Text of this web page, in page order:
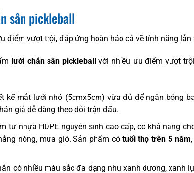
sân pickleball
điểm vượt trội, đáp ứng hoàn hảo cả về tính năng lẫn
lưới chắn sân pickleball với nhiều ưu điểm vượt
kế mắt lưới nhỏ (5cmx5cm) vừa đủ để ngăn bóng
giả dễ dàng theo dõi trận đấu.
từ nhựa HDPE nguyên sinh cao cấp, có khả năng
nóng, mưa gió. Sản phẩm có tuổi thọ trên 5 năm
có nhiều màu sắc đa dạng như xanh dương, xanh